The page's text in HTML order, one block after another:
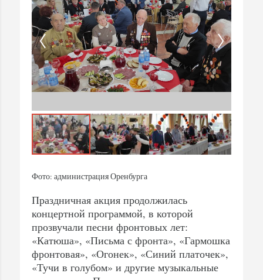
Фото: администрация Оренбурга
Праздничная акция продолжилась
концертной программой, в которой
прозвучали песни фронтовых лет:
«Катюша», «Письма с фронта», «Гармошка
фронтовая», «Огонек», «Синий платочек»,
«Тучи в голубом» и другие музыкальные